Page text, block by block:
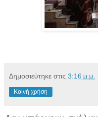
Δημοσιεύτηκε στις 3:16 μ.μ.
Κοινή χρήση